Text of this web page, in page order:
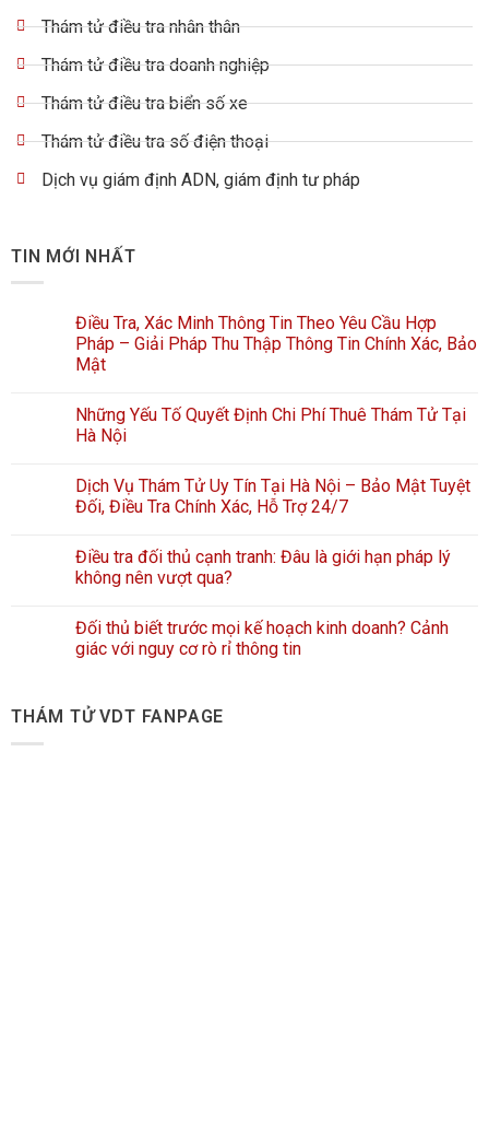
Thám tử điều tra nhân thân
Thám tử điều tra doanh nghiệp
Thám tử điều tra biển số xe
Thám tử điều tra số điện thoại
Dịch vụ giám định ADN, giám định tư pháp
TIN MỚI NHẤT
Điều Tra, Xác Minh Thông Tin Theo Yêu Cầu Hợp
Pháp – Giải Pháp Thu Thập Thông Tin Chính Xác, Bảo
Mật
Những Yếu Tố Quyết Định Chi Phí Thuê Thám Tử Tại
Hà Nội
Dịch Vụ Thám Tử Uy Tín Tại Hà Nội – Bảo Mật Tuyệt
Đối, Điều Tra Chính Xác, Hỗ Trợ 24/7
Điều tra đối thủ cạnh tranh: Đâu là giới hạn pháp lý
không nên vượt qua?
Đối thủ biết trước mọi kế hoạch kinh doanh? Cảnh
giác với nguy cơ rò rỉ thông tin
THÁM TỬ VDT FANPAGE